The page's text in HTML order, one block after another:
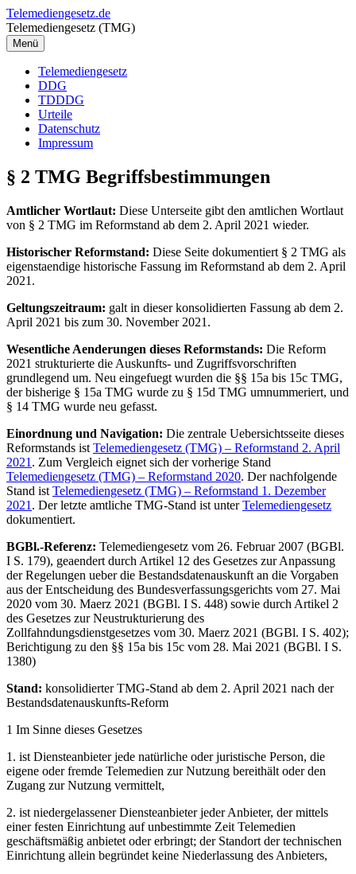
Zum
Inhalt
springen
Telemediengesetz.de
Telemediengesetz (TMG)
Menü
Telemediengesetz
DDG
TDDDG
Urteile
Datenschutz
Impressum
§ 2 TMG Begriffsbestimmungen
Amtlicher Wortlaut: Diese Unterseite gibt den amtlichen Wortlaut
von § 2 TMG im Reformstand ab dem 2. April 2021 wieder.
Historischer Reformstand: Diese Seite dokumentiert § 2 TMG als
eigenstaendige historische Fassung im Reformstand ab dem 2. April
2021.
Geltungszeitraum: galt in dieser konsolidierten Fassung ab dem 2.
April 2021 bis zum 30. November 2021.
Wesentliche Aenderungen dieses Reformstands: Die Reform
2021 strukturierte die Auskunfts- und Zugriffsvorschriften
grundlegend um. Neu eingefuegt wurden die §§ 15a bis 15c TMG,
der bisherige § 15a TMG wurde zu § 15d TMG umnummeriert, und
§ 14 TMG wurde neu gefasst.
Einordnung und Navigation: Die zentrale Uebersichtsseite dieses
Reformstands ist Telemediengesetz (TMG) – Reformstand 2. April
2021 . Zum Vergleich eignet sich der vorherige Stand
Telemediengesetz (TMG) – Reformstand 2020. Der nachfolgende
Stand ist Telemediengesetz (TMG) – Reformstand 1. Dezember
2021 . Der letzte amtliche TMG-Stand ist unterTelemediengesetz
dokumentiert.
BGBl.-Referenz: Telemediengesetz vom 26. Februar 2007 (BGBl.
I S. 179), geaendert durch Artikel 12 des Gesetzes zur Anpassung
der Regelungen ueber die Bestandsdatenauskunft an die Vorgaben
aus der Entscheidung des Bundesverfassungsgerichts vom 27. Mai
2020 vom 30. Maerz 2021 (BGBl. I S. 448) sowie durch Artikel 2
des Gesetzes zur Neustrukturierung des
Zollfahndungsdienstgesetzes vom 30. Maerz 2021 (BGBl. I S. 402);
Berichtigung zu den §§ 15a bis 15c vom 28. Mai 2021 (BGBl. I S.
1380)
Stand: konsolidierter TMG-Stand ab dem 2. April 2021 nach der
Bestandsdatenauskunfts-Reform
1 Im Sinne dieses Gesetzes
1. ist Diensteanbieter jede natürliche oder juristische Person, die
eigene oder fremde Telemedien zur Nutzung bereithält oder den
Zugang zur Nutzung vermittelt,
2. ist niedergelassener Diensteanbieter jeder Anbieter, der mittels
einer festen Einrichtung auf unbestimmte Zeit Telemedien
geschäftsmäßig anbietet oder erbringt; der Standort der technischen
Einrichtung allein begründet keine Niederlassung des Anbieters,